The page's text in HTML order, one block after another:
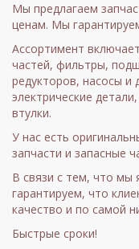
Мы предлагаем
ценам. Мы
Ассортимент
частей, фильтры,
редукторов, насосы и
электрические
втулки.
У нас есть
запчасти и запасные
В связи с тем, что
гарантируем, что
качество и по самой
Быстрые сроки!